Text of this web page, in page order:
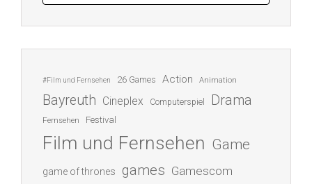
#Film und Fernsehen 26 Games Action Animation
Bayreuth Cineplex Computerspiel Drama
Fernsehen Festival
Film und Fernsehen Game
game of thrones games Gamescom